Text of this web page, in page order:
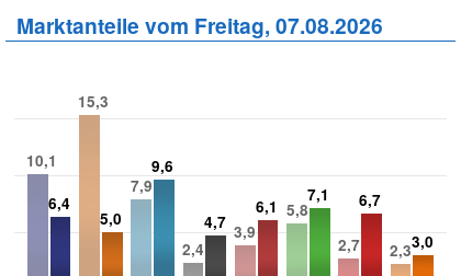
Marktanteile vom Freitag, 07.08.2026
10,1
15,3
7,9
2,4
3,9
5,8
2,7
2,3
6,4
5,0
9,6
4,7
6,1
7,1 6,7
3,0